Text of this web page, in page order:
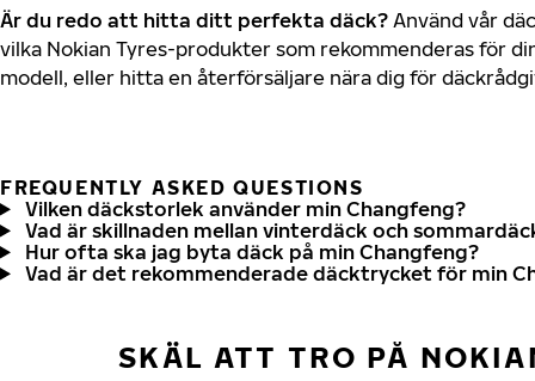
Är du redo att hitta ditt perfekta däck? Använd vår
vilka Nokian Tyres-produkter som rekommenderas för
modell, eller hitta en återförsäljare nära dig för
FREQUENTLY ASKED QUESTIONS
Vilken däckstorlek använder min Changfeng?
Vad är skillnaden mellan vinterdäck och
Hur ofta ska jag byta däck på min Changfeng?
Vad är det rekommenderade däcktrycket för min
SKÄL ATT TRO PÅ